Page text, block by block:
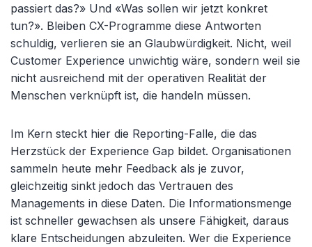
passiert das?» Und «Was sollen wir jetzt konkret
tun?». Bleiben CX-Programme diese Antworten
schuldig, verlieren sie an Glaubwürdigkeit. Nicht, weil
Customer Experience unwichtig wäre, sondern weil sie
nicht ausreichend mit der operativen Realität der
Menschen verknüpft ist, die handeln müssen.
Im Kern steckt hier die Reporting-Falle, die das
Herzstück der Experience Gap bildet. Organisationen
sammeln heute mehr Feedback als je zuvor,
gleichzeitig sinkt jedoch das Vertrauen des
Managements in diese Daten. Die Informationsmenge
ist schneller gewachsen als unsere Fähigkeit, daraus
klare Entscheidungen abzuleiten. Wer die Experience